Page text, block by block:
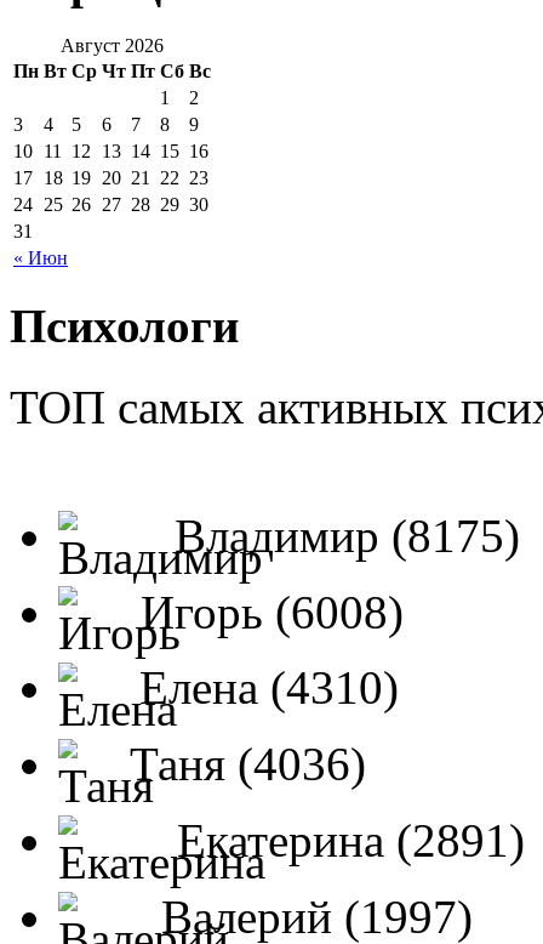
Август 2026
Пн Вт Ср Чт Пт Сб Вс
« Июн
1
2
3
4 5 6 7 8
9
10 11 12 13 14 15 16
17 18 19 20 21 22 23
24 25 26 27 28 29 30
31
Психологи
ТОП самых активных
Владимир (8175)
Игорь (6008)
Елена (4310)
Таня (4036)
Екатерина (2891)
Валерий (1997)